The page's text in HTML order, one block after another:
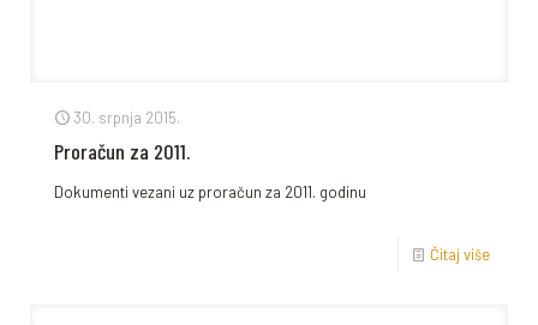
30. srpnja 2015.
Proračun za 2011.
Dokumenti vezani uz proračun za 2011. godinu
Čitaj više